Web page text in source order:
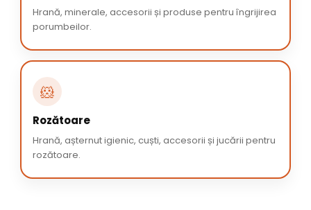
Hrană, minerale, accesorii și produse pentru îngrijirea
porumbeilor.
🐹
Rozătoare
Hrană, așternut igienic, cuști, accesorii și jucării pentru
rozătoare.